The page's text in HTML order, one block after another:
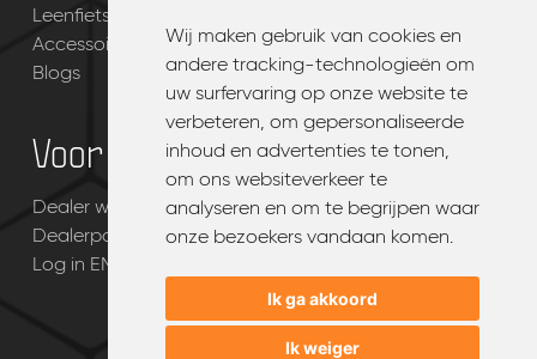
Wij maken gebruik van cookies en
andere tracking-technologieën om
uw surfervaring op onze website te
verbeteren, om gepersonaliseerde
inhoud en advertenties te tonen,
om ons websiteverkeer te
analyseren en om te begrijpen waar
onze bezoekers vandaan komen.
Ik ga akkoord
Ik weiger
Wij maken gebruik van cookies en
andere tracking-technologieën om
uw surfervaring op onze website te
verbeteren, om gepersonaliseerde
inhoud en advertenties te tonen,
om ons websiteverkeer te
analyseren en om te begrijpen waar
onze bezoekers vandaan komen.
Ik ga akkoord
Ik weiger
Leenfiets dienst- en productvoorwaarden
Accessoires
Blogs
Voor dealers
Dealer worden van EMQ®
Dealerpagina
Log in EMQ® dealerportal